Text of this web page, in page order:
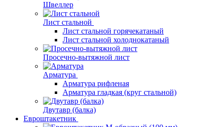
Швеллер
Лист стальной
Лист стальной горячекатаный
Лист стальной холоднокатаный
Просечно-вытяжной лист
Арматура
Арматура рифленая
Арматура гладкая (круг стальной)
Двутавр (балка)
Евроштакетник